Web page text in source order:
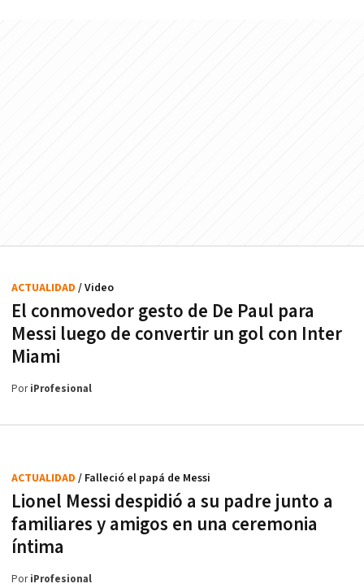
El conmovedor gesto de De Paul para
Messi luego de convertir un gol con Inter
Miami
ACTUALIDAD / Video
PoriProfesional
Lionel Messi despidió a su padre junto a
familiares y amigos en una ceremonia
íntima
ACTUALIDAD / Falleció el papá de Messi
PoriProfesional